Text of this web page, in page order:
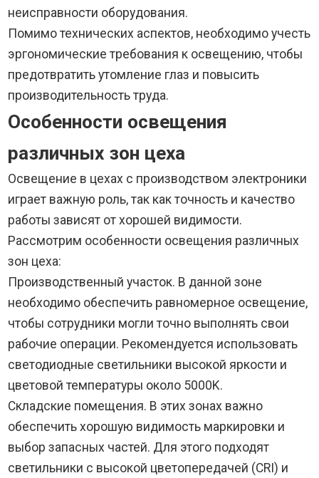
неисправности оборудования.
Помимо технических аспектов, необходимо учесть
эргономические требования к освещению, чтобы
предотвратить утомление глаз и повысить
производительность труда.
Особенности освещения
различных зон цеха
Освещение в цехах с производством электроники
играет важную роль, так как точность и качество
работы зависят от хорошей видимости.
Рассмотрим особенности освещения различных
зон цеха:
Производственный участок. В данной зоне
необходимо обеспечить равномерное освещение,
чтобы сотрудники могли точно выполнять свои
рабочие операции. Рекомендуется использовать
светодиодные светильники высокой яркости и
цветовой температуры около 5000K.
Складские помещения. В этих зонах важно
обеспечить хорошую видимость маркировки и
выбор запасных частей. Для этого подходят
светильники с высокой цветопередачей (CRI) и